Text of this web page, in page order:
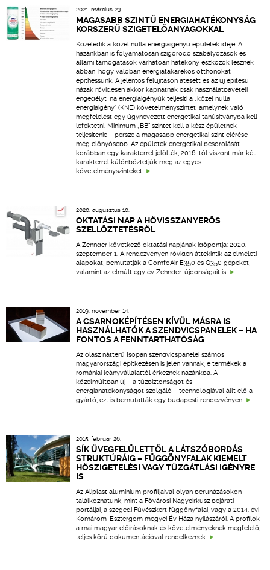
2021. március 23.
MAGASABB SZINTŰ ENERGIAHATÉKONYSÁG
KORSZERŰ SZIGETELŐANYAGOKKAL
Közeledik a közel nulla energiaigényű épületek ideje. A
hazánkban is folyamatosan szigorodó szabályozások és
állami támogatások várhatóan hatékony eszközök lesznek
abban, hogy valóban energiatakarékos otthonokat
építhessünk. A jelentős felújításon átesett és az új építésű
házak rövidesen akkor kaphatnak csak használatbavételi
engedélyt, ha energiaigényük teljesíti a „közel nulla
energiaigény” (KNE) követelményszintet, amelynek való
megfelelést egy úgynevezett energetikai tanúsítványba kell
lefektetni. Minimum „BB” szintet kell a kész épületnek
teljesítenie – persze a magasabb energetikai szint elérése
még előnyösebb. Az épületek energetikai besorolását
korábban egy karakterrel jelölték, 2016-tól viszont már két
karakterrel különböztetjük meg az egyes
követelményszinteket.
2020. augusztus 10.
OKTATÁSI NAP A HŐVISSZANYERŐS
SZELLŐZTETÉSRŐL
A Zehnder következő oktatási napjának időpontja: 2020.
szeptember 1. A rendezvényen röviden áttekintik az elméleti
alapokat, bemutatják a ComfoAir E350 és Q350 gépeket,
valamint az elmúlt egy év Zehnder-újdonságait is.
2019. november 14.
A CSARNOKÉPÍTÉSEN KÍVÜL MÁSRA IS
HASZNÁLHATÓK A SZENDVICSPANELEK – HA
FONTOS A FENNTARTHATÓSÁG
Az olasz hátterű Isopan szendvicspanelei számos
magyarországi építkezésen is jelen vannak, e termékek a
romániai leányvállalattól érkeznek hazánkba. A
közelmúltban új – a tűzbiztonságot és
energiahatékonyságot szolgáló – technológiával állt elő a
gyártó, ezt is bemutatták egy budapesti rendezvényen.
2015. február 26.
SÍK ÜVEGFELÜLETTŐL A LÁTSZÓBORDÁS
STRUKTÚRÁIG – FÜGGÖNYFALAK KIEMELT
HŐSZIGETELÉSI VAGY TŰZGÁTLÁSI IGÉNYRE
IS
Az Aliplast alumínium profiljaival olyan beruházásokon
találkozhatunk, mint a Fővárosi Nagycirkusz bejárati
portáljai, a szegedi Fűvészkert függönyfalai, vagy a 2014. évi
Komárom-Esztergom megyei Év Háza nyílászárói. A profilok
a mai magyar előírásoknak és követelményeknek megfelelő,
teljes körű dokumentációval rendelkeznek.